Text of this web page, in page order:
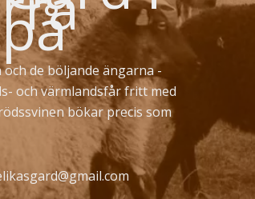
de böljande ängarna -
och värmlandsfår fritt med
bökar precis som